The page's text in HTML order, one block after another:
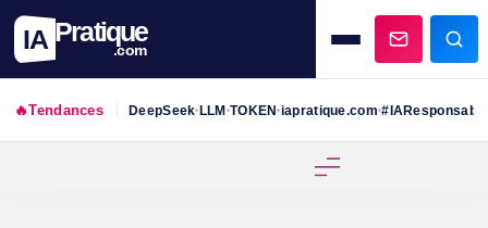
IA Pratique
.com
🔥Tendances DeepSeek•LLM•TOKEN•iapratique.com•#IAResponsable